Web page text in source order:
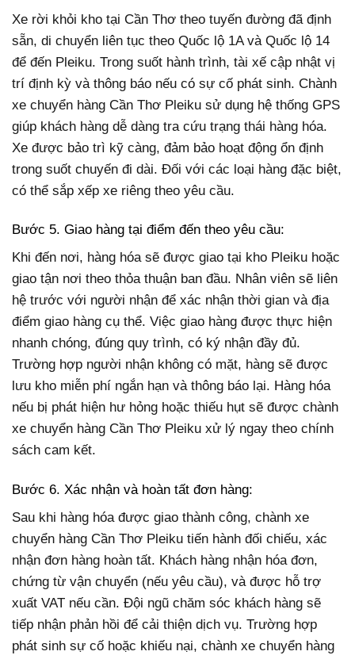
Xe rời khỏi kho tại Cần Thơ theo tuyến đường đã định
sẵn, di chuyển liên tục theo Quốc lộ 1A và Quốc lộ 14
để đến Pleiku. Trong suốt hành trình, tài xế cập nhật vị
trí định kỳ và thông báo nếu có sự cố phát sinh. Chành
xe chuyển hàng Cần Thơ Pleiku sử dụng hệ thống GPS
giúp khách hàng dễ dàng tra cứu trạng thái hàng hóa.
Xe được bảo trì kỹ càng, đảm bảo hoạt động ổn định
trong suốt chuyến đi dài. Đối với các loại hàng đặc biệt,
có thể sắp xếp xe riêng theo yêu cầu.
Bước 5. Giao hàng tại điểm đến theo yêu cầu:
Khi đến nơi, hàng hóa sẽ được giao tại kho Pleiku hoặc
giao tận nơi theo thỏa thuận ban đầu. Nhân viên sẽ liên
hệ trước với người nhận để xác nhận thời gian và địa
điểm giao hàng cụ thể. Việc giao hàng được thực hiện
nhanh chóng, đúng quy trình, có ký nhận đầy đủ.
Trường hợp người nhận không có mặt, hàng sẽ được
lưu kho miễn phí ngắn hạn và thông báo lại. Hàng hóa
nếu bị phát hiện hư hỏng hoặc thiếu hụt sẽ được chành
xe chuyển hàng Cần Thơ Pleiku xử lý ngay theo chính
sách cam kết.
Bước 6. Xác nhận và hoàn tất đơn hàng:
Sau khi hàng hóa được giao thành công, chành xe
chuyển hàng Cần Thơ Pleiku tiến hành đối chiếu, xác
nhận đơn hàng hoàn tất. Khách hàng nhận hóa đơn,
chứng từ vận chuyển (nếu yêu cầu), và được hỗ trợ
xuất VAT nếu cần. Đội ngũ chăm sóc khách hàng sẽ
tiếp nhận phản hồi để cải thiện dịch vụ. Trường hợp
phát sinh sự cố hoặc khiếu nại, chành xe chuyển hàng